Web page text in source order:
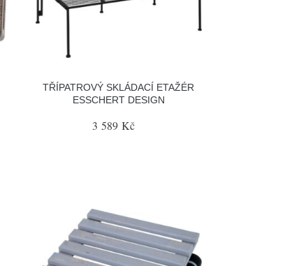
TŘÍPATROVÝ SKLÁDACÍ ETAŽÉR
ESSCHERT DESIGN
3 589 Kč